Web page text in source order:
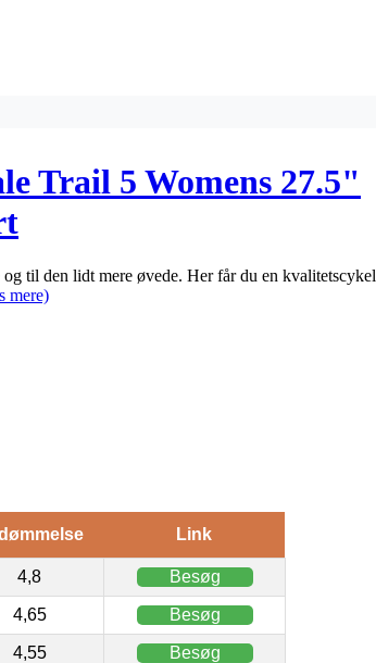
Trail 5 Womens 27.5"
til den lidt mere øvede. Her får du en kvalitetscykel
mere)
Link
4,8 Besøg
4,65 Besøg
4,55 Besøg